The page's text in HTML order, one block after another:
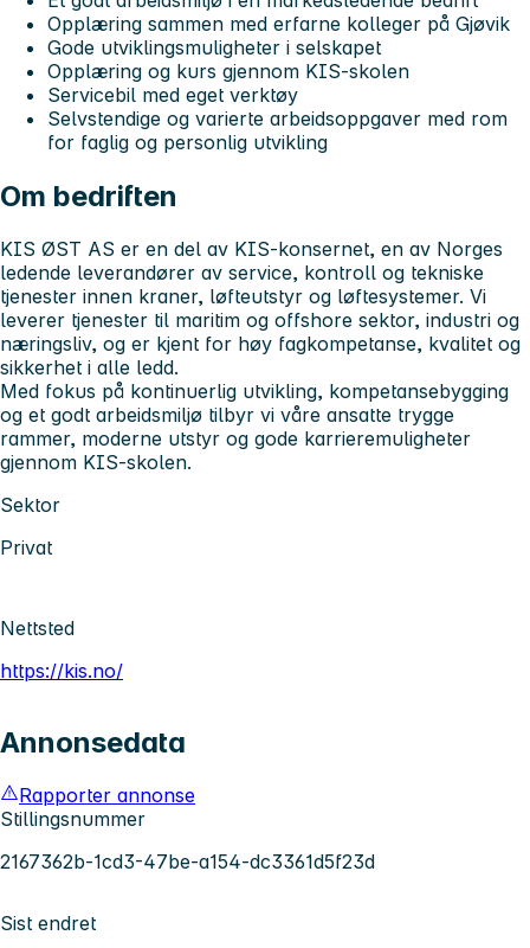
Opplæring sammen med erfarne kolleger på Gjøvik
Gode utviklingsmuligheter i selskapet
Opplæring og kurs gjennom KIS-skolen
Servicebil med eget verktøy
Selvstendige og varierte arbeidsoppgaver med rom
for faglig og personlig utvikling
Om bedriften
KIS ØST AS er en del av KIS-konsernet, en av Norges
ledende leverandører av service, kontroll og tekniske
tjenester innen kraner, løfteutstyr og løftesystemer. Vi
leverer tjenester til maritim og offshore sektor, industri og
næringsliv, og er kjent for høy fagkompetanse, kvalitet og
sikkerhet i alle ledd.
Med fokus på kontinuerlig utvikling, kompetansebygging
og et godt arbeidsmiljø tilbyr vi våre ansatte trygge
rammer, moderne utstyr og gode karrieremuligheter
gjennom KIS-skolen.
Sektor
Privat
Nettsted
https://kis.no/
Annonsedata
Rapporter annonse
Stillingsnummer
2167362b-1cd3-47be-a154-dc3361d5f23d
Sist endret